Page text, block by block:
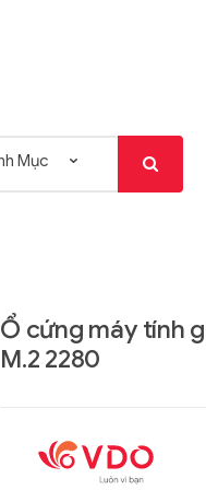
Ổ cứng máy tính
M.2 2280
Tab X8